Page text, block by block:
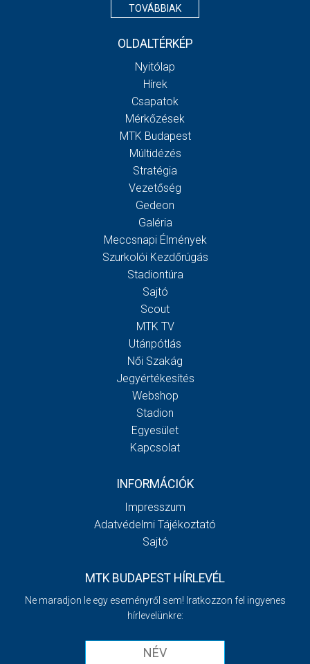
TOVÁBBIAK
OLDALTÉRKÉP
Nyitólap
Hírek
Csapatok
Mérkőzések
MTK Budapest
Múltidézés
Stratégia
Vezetőség
Gedeon
Galéria
Meccsnapi Élmények
Szurkolói Kezdőrúgás
Stadiontúra
Sajtó
Scout
MTK TV
Utánpótlás
Női Szakág
Jegyértékesítés
Webshop
Stadion
Egyesület
Kapcsolat
INFORMÁCIÓK
Impresszum
Adatvédelmi Tájékoztató
Sajtó
MTK BUDAPEST HÍRLEVÉL
Ne maradjon le egy eseményről sem! Iratkozzon fel ingyenes
hírlevelünkre: